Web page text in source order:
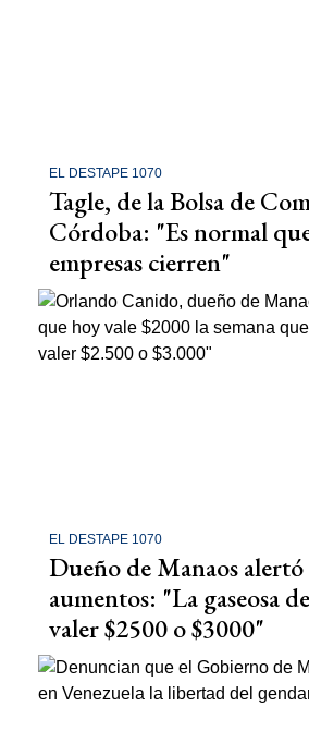
EL DESTAPE 1070
Tagle, de la Bolsa de
Córdoba: "Es normal
empresas cierren"
EL DESTAPE 1070
Dueño de Manaos
aumentos: "La gaseosa
valer $2500 o $3000"